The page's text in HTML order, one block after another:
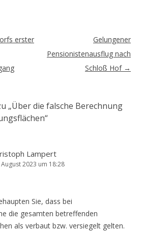
erster
Gelungener
Pensionistenausflug nach
Schloß Hof →
„Über die falsche Berechnung
“
Lampert
2023 um 18:28
Sie, dass bei
die gesamten betreffenden
als verbaut bzw. versiegelt gelten.